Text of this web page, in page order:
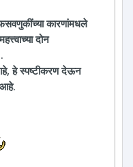
कारणांमधले
दोन
आहे, हे स्पष्टीकरण देऊन